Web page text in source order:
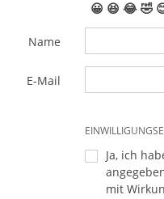
😀 😆 😂🤣
Name
E-Mail
Ja, ich
mit